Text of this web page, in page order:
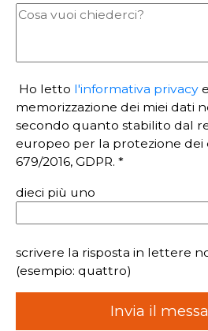
Ho letto l'informativa privacy
memorizzazione dei miei dati
secondo quanto stabilito dal
europeo per la protezione dei
679/2016, GDPR. *
dieci più uno
scrivere la risposta in lettere
(esempio: quattro)